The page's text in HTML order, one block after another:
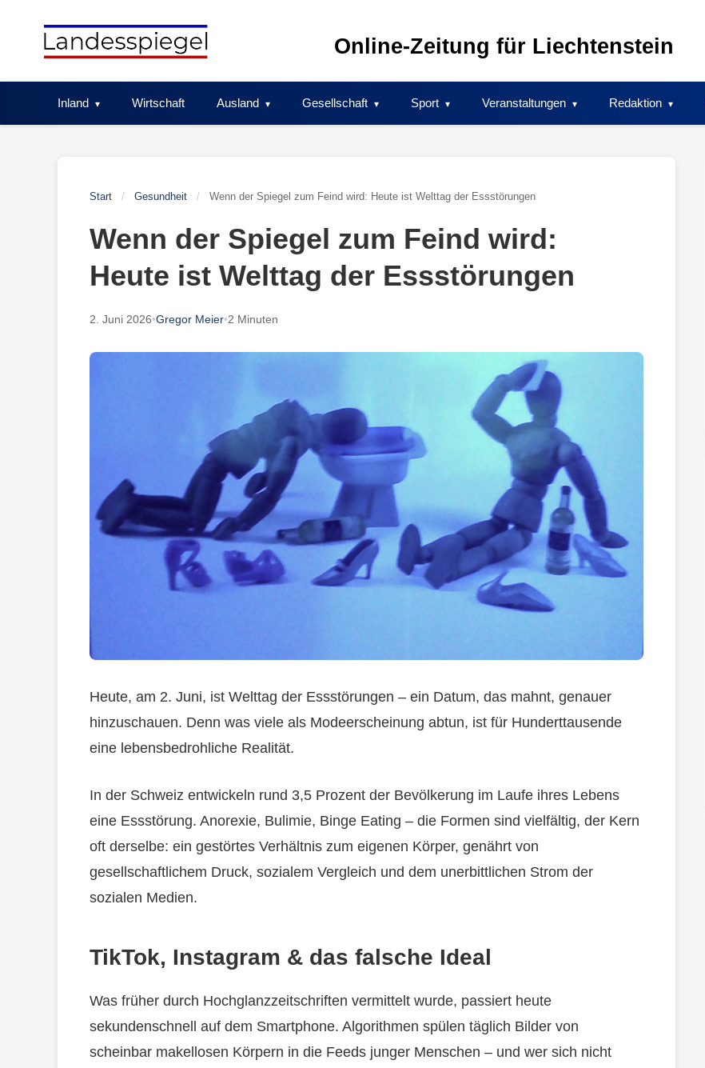
Online-Zeitung für Liechtenstein
Inland Wirtschaft Ausland Gesellschaft Sport Veranstaltungen Redaktion
Start / Gesundheit / Wenn der Spiegel zum Feind wird: Heute ist Welttag der Essstörungen
Wenn der Spiegel zum Feind wird:
Heute ist Welttag der Essstörungen
2. Juni 2026•Gregor Meier•2 Minuten
Heute, am 2. Juni, ist Welttag der Essstörungen – ein Datum, das mahnt, genauer
hinzuschauen. Denn was viele als Modeerscheinung abtun, ist für Hunderttausende
eine lebensbedrohliche Realität.
In der Schweiz entwickeln rund 3,5 Prozent der Bevölkerung im Laufe ihres Lebens
eine Essstörung. Anorexie, Bulimie, Binge Eating – die Formen sind vielfältig, der Kern
oft derselbe: ein gestörtes Verhältnis zum eigenen Körper, genährt von
gesellschaftlichem Druck, sozialem Vergleich und dem unerbittlichen Strom der
sozialen Medien.
TikTok, Instagram & das falsche Ideal
Was früher durch Hochglanzzeitschriften vermittelt wurde, passiert heute
sekundenschnell auf dem Smartphone. Algorithmen spülen täglich Bilder von
scheinbar makellosen Körpern in die Feeds junger Menschen – und wer sich nicht